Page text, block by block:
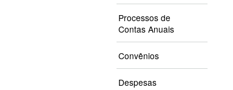
Processos de
Contas Anuais
Convênios
Despesas